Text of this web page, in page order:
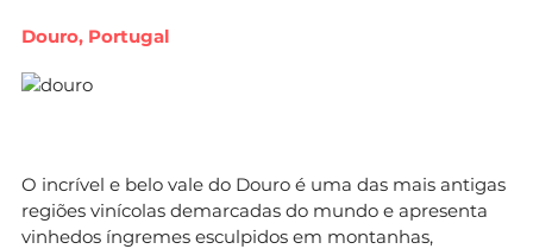
Douro, Portugal
O incrível e belo vale do Douro é uma das mais antigas
regiões vinícolas demarcadas do mundo e apresenta
vinhedos íngremes esculpidos em montanhas,